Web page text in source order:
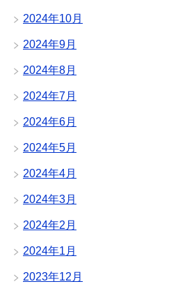
2024年10月
2024年9月
2024年8月
2024年7月
2024年6月
2024年5月
2024年4月
2024年3月
2024年2月
2024年1月
2023年12月